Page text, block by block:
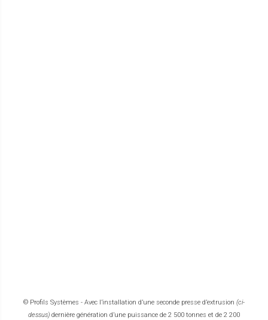
© Profils Systèmes - Avec l’installation d’une seconde presse d’extrusion (ci-
dessus) dernière génération d’une puissance de 2 500 tonnes et de 2 200